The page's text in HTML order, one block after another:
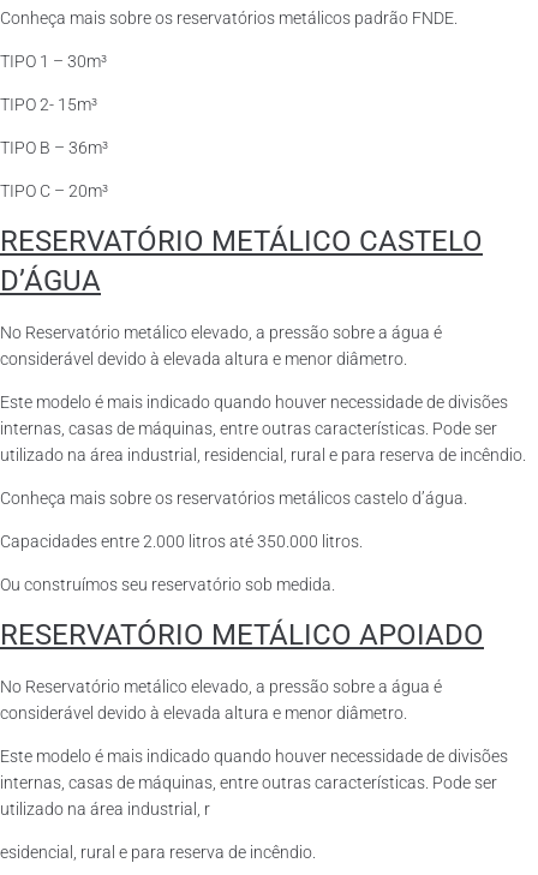
Conheça mais sobre os reservatórios metálicos padrão FNDE.
TIPO 1 – 30m³
TIPO 2- 15m³
TIPO B – 36m³
TIPO C – 20m³
RESERVATÓRIO METÁLICO CASTELO
D’ÁGUA
No Reservatório metálico elevado, a pressão sobre a água é
considerável devido à elevada altura e menor diâmetro.
Este modelo é mais indicado quando houver necessidade de divisões
internas, casas de máquinas, entre outras características. Pode ser
utilizado na área industrial, residencial, rural e para reserva de incêndio.
Conheça mais sobre os reservatórios metálicos castelo d’água.
Capacidades entre 2.000 litros até 350.000 litros.
Ou construímos seu reservatório sob medida.
RESERVATÓRIO METÁLICO APOIADO
No Reservatório metálico elevado, a pressão sobre a água é
considerável devido à elevada altura e menor diâmetro.
Este modelo é mais indicado quando houver necessidade de divisões
internas, casas de máquinas, entre outras características. Pode ser
utilizado na área industrial, r
esidencial, rural e para reserva de incêndio.